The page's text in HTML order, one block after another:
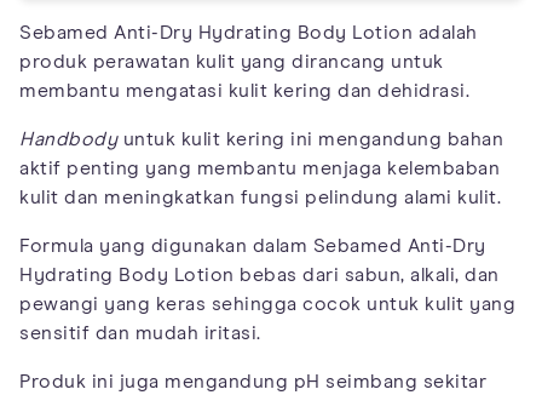
Sebamed Anti-Dry Hydrating Body Lotion adalah
produk perawatan kulit yang dirancang untuk
membantu mengatasi kulit kering dan dehidrasi.
Handbodyuntuk kulit kering ini mengandung bahan
aktif penting yang membantu menjaga kelembaban
kulit dan meningkatkan fungsi pelindung alami kulit.
Formula yang digunakan dalam Sebamed Anti-Dry
Hydrating Body Lotion bebas dari sabun, alkali, dan
pewangi yang keras sehingga cocok untuk kulit yang
sensitif dan mudah iritasi.
Produk ini juga mengandung pH seimbang sekitar